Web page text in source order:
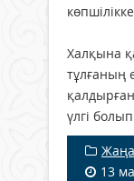
Халқына
тұлғаның
үлгі
13